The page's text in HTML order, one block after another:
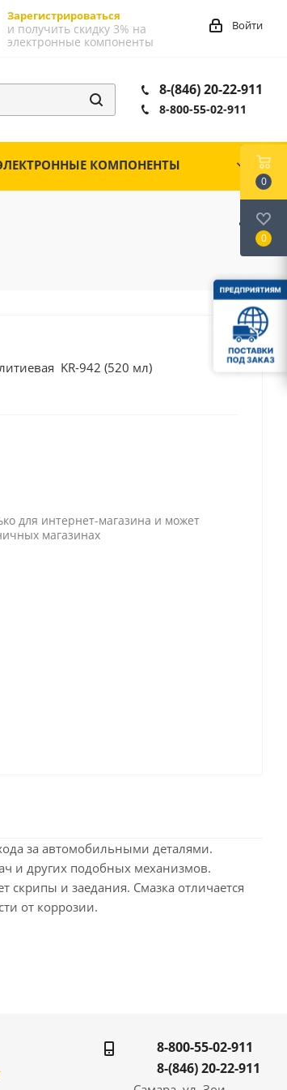
Зарегистрироваться
и получить скидку 3% на
электронные компоненты
Войти
8-(846) 20-22-911
8-800-55-02-911
КОМПОНЕНТЫ
KR-942 (520 мл)
для интернет-магазина и может
магазинах
за автомобильными деталями.
и других подобных механизмов.
скрипы и заедания. Смазка отличается
от коррозии.
8-800-55-02-911
8-(846) 20-22-911
0
0